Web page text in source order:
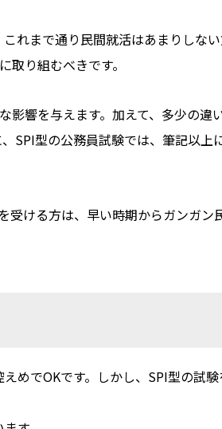
れまで通り民間就活はあまりしな
り組むべきです。
響を与えます。加えて、多少の違
SPI型の公務員試験では、筆記以上
受ける方は、早い時期からガンガ
めでOKです。しかし、SPI型の試